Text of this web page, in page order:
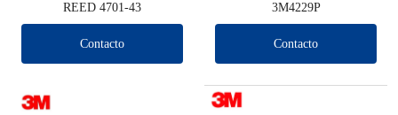
REED 4701-43
Contacto
3M4229P
Contacto